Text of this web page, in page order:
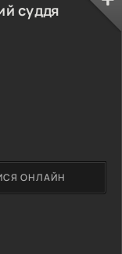
суддя
ОНЛАЙН